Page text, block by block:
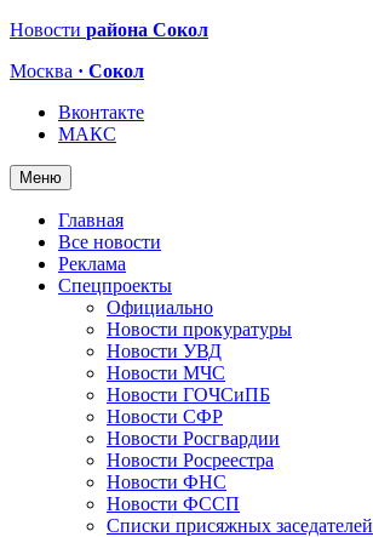
Новости района Сокол
Москва · Сокол
Вконтакте
МАКС
Меню
Главная
Все новости
Реклама
Спецпроекты
Официально
Новости прокуратуры
Новости УВД
Новости МЧС
Новости ГОЧСиПБ
Новости СФР
Новости Росгвардии
Новости Росреестра
Новости ФНС
Новости ФССП
Списки присяжных заседателей